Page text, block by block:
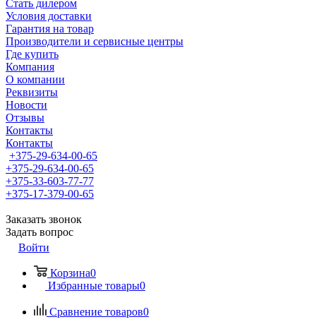
Стать дилером
Условия доставки
Гарантия на товар
Производители и сервисные центры
Где купить
Компания
О компании
Реквизиты
Новости
Отзывы
Контакты
Контакты
+375-29-634-00-65
+375-29-634-00-65
+375-33-603-77-77
+375-17-379-00-65
Заказать звонок
Задать вопрос
Войти
Корзина0
Избранные товары0
Сравнение товаров0